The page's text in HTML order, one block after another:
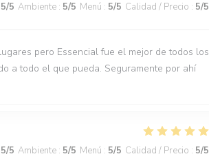
5/5 Ambiente : 5/5 Menú : 5/5 Calidad / Precio : 5/5
pero Essencial fue el mejor de todos los
a todo el que pueda. Seguramente por ahí
5/5 Ambiente : 5/5 Menú : 5/5 Calidad / Precio : 5/5